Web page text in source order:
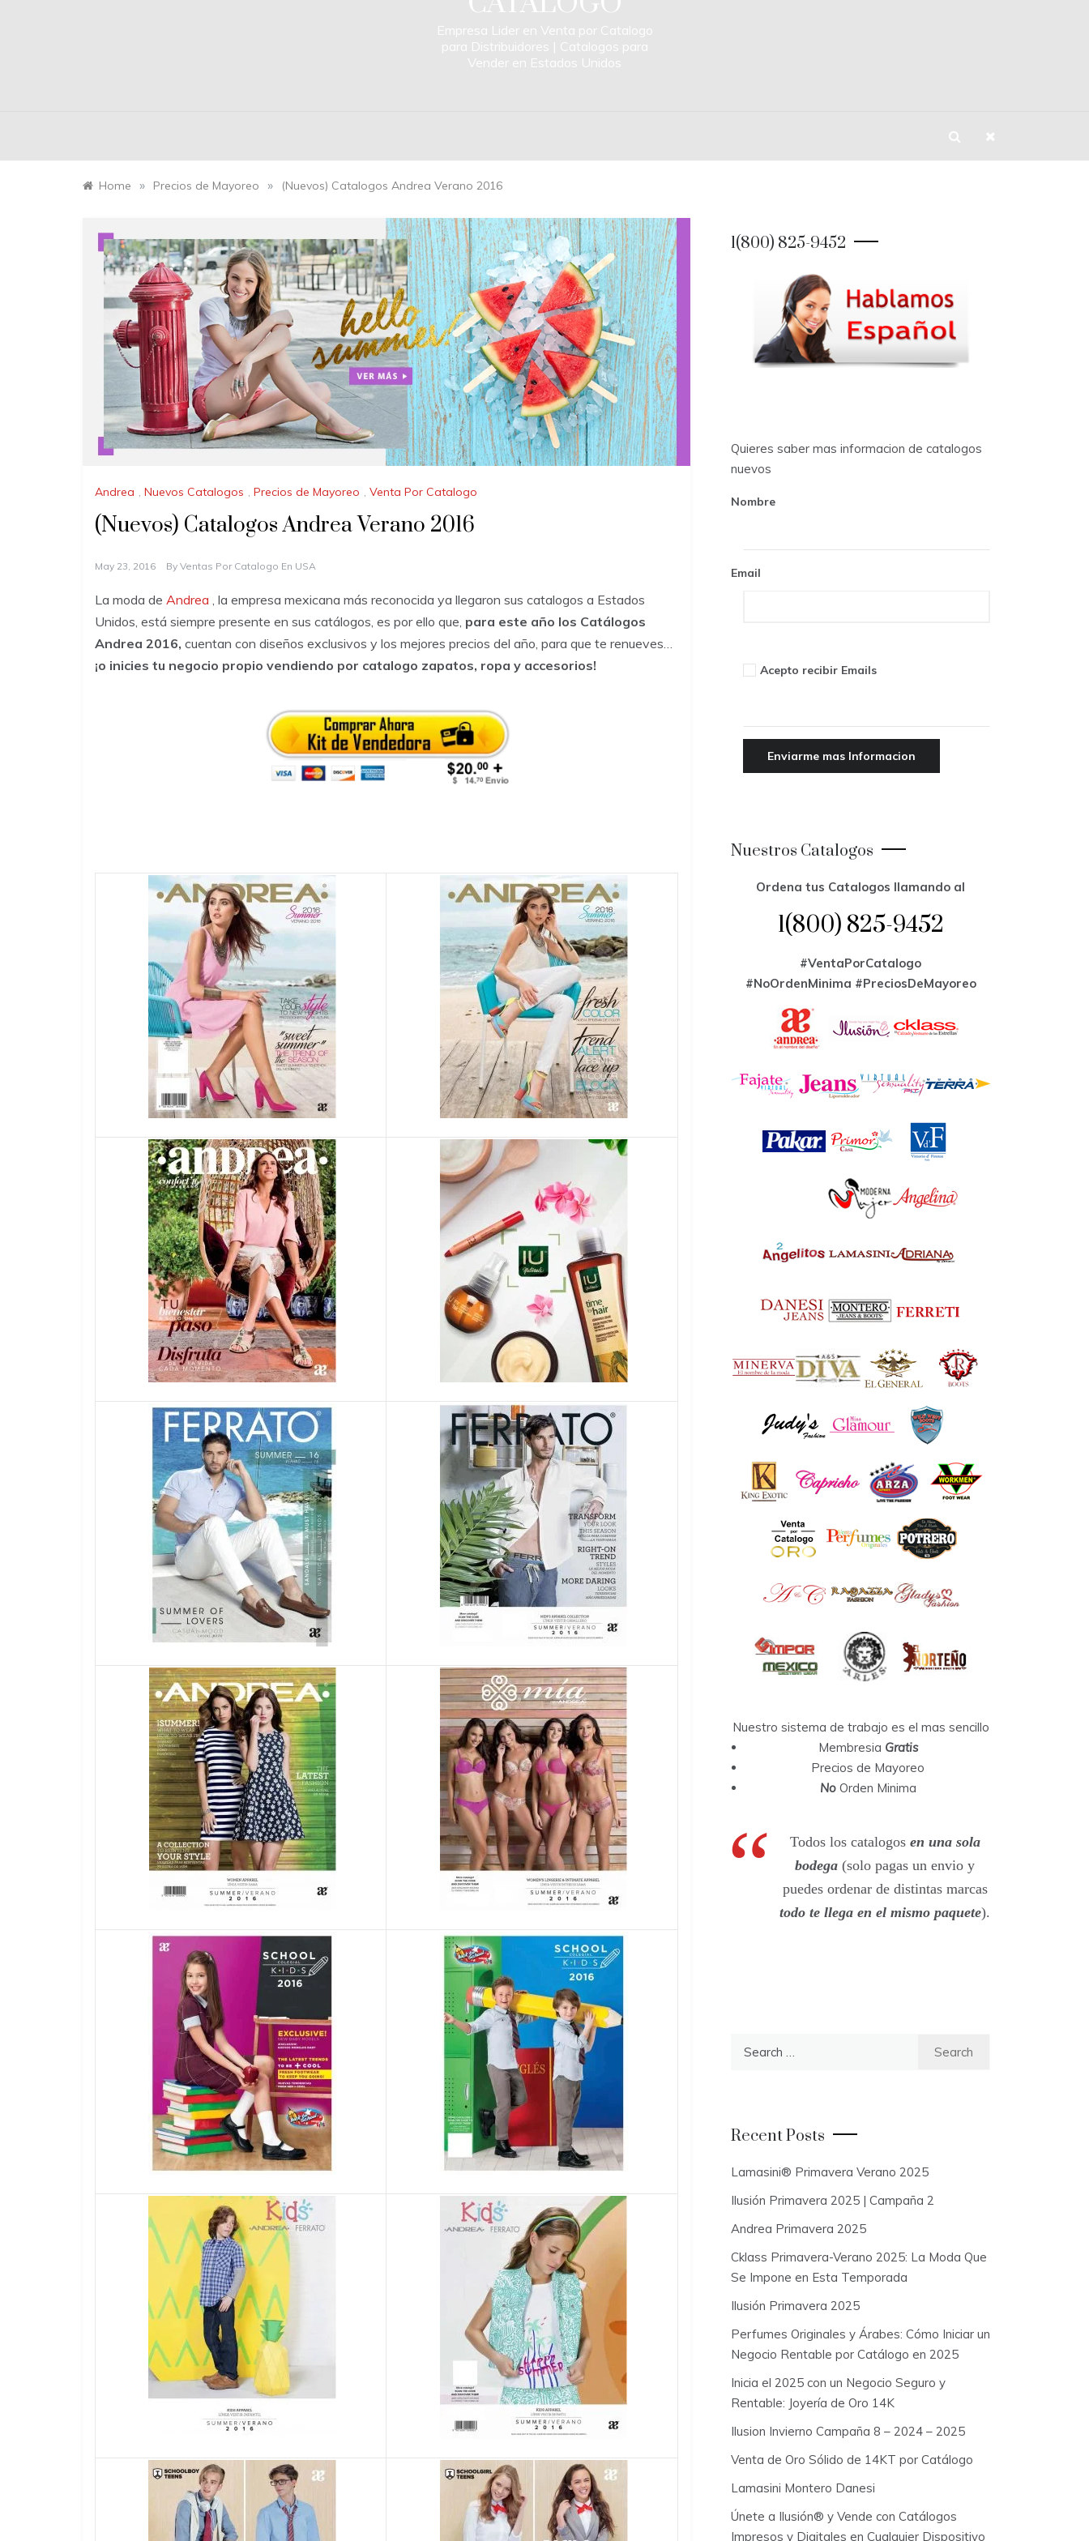
Empresa Lider en Venta por Catalogo
para Distribuidores | Catalogos para
Vender en Estados Unidos
Home » Precios de Mayoreo » (Nuevos) Catalogos Andrea Verano 2016
Andrea Nuevos Catalogos Precios de Mayoreo Venta Por Catalogo
(Nuevos) Catalogos Andrea Verano 2016
May 23, 2016 By Ventas Por Catalogo En USA
La moda de Andrea , la empresa mexicana más reconocida ya llegaron sus catalogos a Estados
Unidos, está siempre presente en sus catálogos, es por ello que, para este año los Catálogos
Andrea 2016, cuentan con diseños exclusivos y los mejores precios del año, para que te renueves…
¡o inicies tu negocio propio vendiendo por catalogo zapatos, ropa y accesorios!
1(800) 825-9452
Quieres saber mas informacion de catalogos
nuevos
Nombre
Email
Acepto recibir Emails
Nuestros Catalogos
Ordena tus Catalogos llamando al
1(800) 825-9452
#VentaPorCatalogo
#NoOrdenMinima #PreciosDeMayoreo
Nuestro sistema de trabajo es el mas sencillo
Membresia Gratis
Precios de Mayoreo
NoOrden Minima
Todos los catalogos en una sola
bodega (solo pagas un envio y
puedes ordenar de distintas marcas
todo te llega en el mismo paquete).
h
f
r
Recent Posts
Lamasini® Primavera Verano 2025
Ilusión Primavera 2025 | Campaña 2
Andrea Primavera 2025
Cklass Primavera-Verano 2025: La Moda Que
Se Impone en Esta Temporada
Ilusión Primavera 2025
Perfumes Originales y Árabes: Cómo Iniciar un
Negocio Rentable por Catálogo en 2025
Inicia el 2025 con un Negocio Seguro y
Rentable: Joyería de Oro 14K
Ilusion Invierno Campaña 8 – 2024 – 2025
Venta de Oro Sólido de 14KT por Catálogo
Lamasini Montero Danesi
Únete a Ilusión® y Vende con Catálogos
Impresos y Digitales en Cualquier Dispositivo